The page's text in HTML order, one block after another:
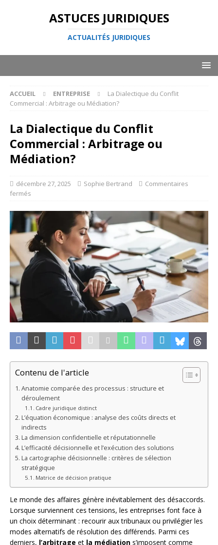
ASTUCES JURIDIQUES
ACTUALITÉS JURIDIQUES
ACCUEIL ENTREPRISE
La Dialectique du Conflit
Commercial : Arbitrage ou Médiation?
La Dialectique du Conflit
Commercial : Arbitrage ou
Médiation?
décembre 27, 2025 Sophie Bertrand
Commentaires
fermés
Contenu de l'article
Anatomie comparée des processus : structure et
déroulement
Cadre juridique distinct
L’équation économique : analyse des coûts directs et
indirects
La dimension confidentielle et réputationnelle
L’efficacité décisionnelle et l’exécution des solutions
La cartographie décisionnelle : critères de sélection
stratégique
Matrice de décision pratique
Le monde des affaires génère inévitablement des désaccords.
Lorsque surviennent ces tensions, les entreprises font face à
un choix déterminant : recourir aux tribunaux ou privilégier les
modes alternatifs de résolution des différends. Parmi ces
derniers, l’arbitrage et la médiation s’imposent comme